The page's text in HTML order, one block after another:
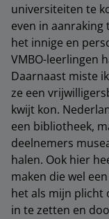
universiteiten te
even in
het innige en
VMBO-leerlingen
Daarnaast miste
ze een
kwijt kon.
een bibliotheek,
deelnemers
halen. Ook hier
maken die wel
het als mijn plicht
in te zetten en